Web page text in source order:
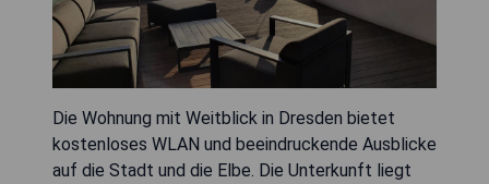
Die Wohnung mit Weitblick in Dresden bietet
kostenloses WLAN und beeindruckende Ausblicke
auf die Stadt und die Elbe. Die Unterkunft liegt